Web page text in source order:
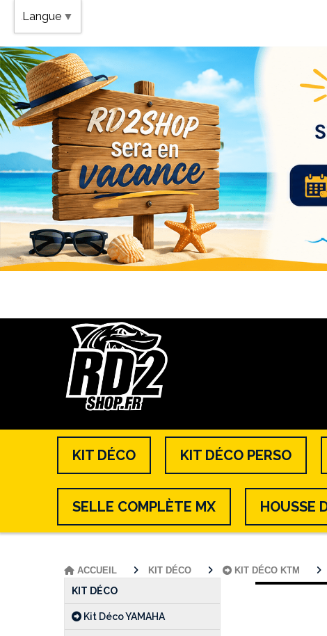
KIT DÉCO KIT DÉCO PERSO
SELLE COMPLÈTE MX HOUSSE
KIT DÉCO
Kit Déco YAMAHA
ACCUEIL KIT DÉCO KIT DÉCO KTM
Langue ▼